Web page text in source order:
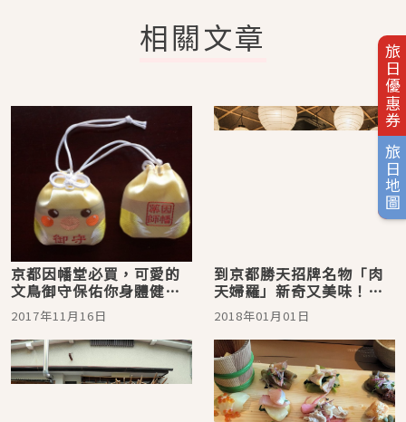
旅日優惠券
旅日地圖
相關文章
京都因幡堂必買，可愛的
文鳥御守保佑你身體健
康！
2017年11月16日
到京都勝天招牌名物「肉
天婦羅」新奇又美味！就
來這裡大口喝酒吃肉！
2018年01月01日